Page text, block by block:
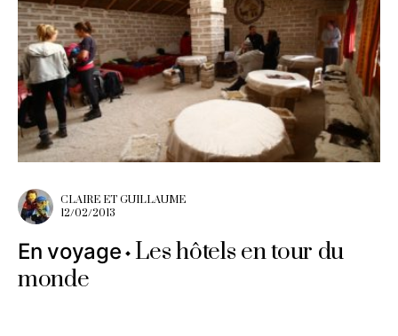
CLAIRE ET GUILLAUME
12/02/2013
En voyage Les hôtels en tour du
monde